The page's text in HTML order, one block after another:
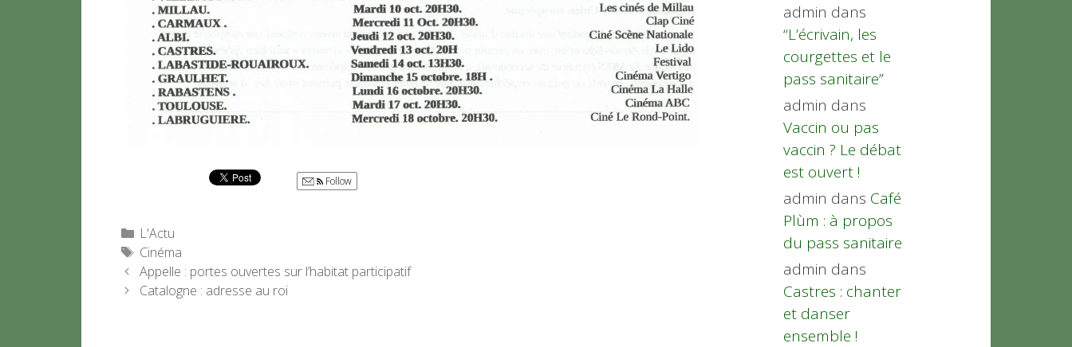
Follow
Catégories
L'Actu
Étiquettes
Cinéma
Appelle : portes ouvertes sur l’habitat participatif
Catalogne : adresse au roi
admin dans
“L’écrivain, les
courgettes et le
pass sanitaire”
admin dans
Vaccin ou pas
vaccin ? Le débat
est ouvert !
admin dans Café
Plùm : à propos
du pass sanitaire
admin dans
Castres : chanter
et danser
ensemble !